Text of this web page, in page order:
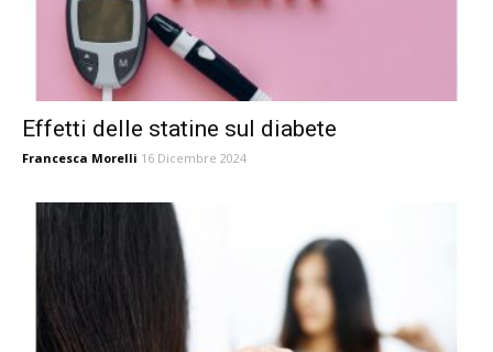
Effetti delle statine sul diabete
Francesca Morelli 16 Dicembre 2024